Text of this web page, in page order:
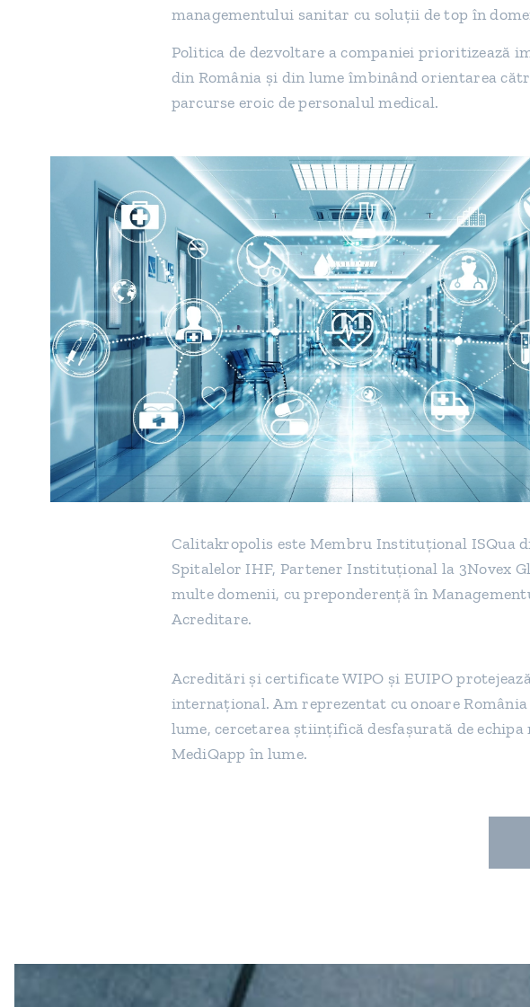
managementului sanitar cu soluții de top în
Politica de dezvoltare a companiei prioritizează
din România și din lume îmbinând orientarea
parcurse eroic de personalul medical.
Calitakropolis este Membru Instituţional ISQua
Spitalelor IHF, Partener Instituţional la 3Novex
multe domenii, cu preponderenţă în
Acreditare.
Acreditări şi certificate WIPO şi EUIPO
internaţional. Am reprezentat cu onoare
lume, cercetarea ştiințifică desfaşurată de
MediQapp în lume.